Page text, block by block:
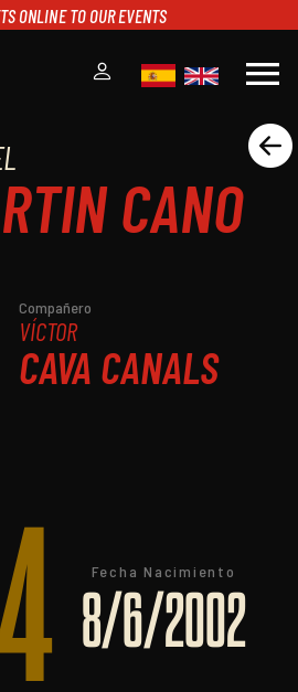
ONLINE TO OUR EVENTS
menu
TORNEOS
SCOREBOARD
STREAMING
CANO
Compañero
VÍCTOR
CAVA CANALS
Fecha Nacimiento
8/6/2002